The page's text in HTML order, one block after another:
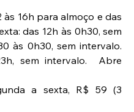
às 16h para almoço e das
das 12h às 0h30, sem
às 0h30, sem intervalo.
sem intervalo.  Abre
a sexta, R$ 59 (3